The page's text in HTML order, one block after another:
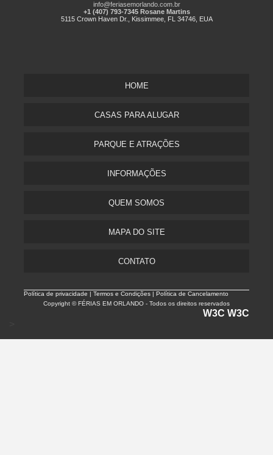
info@feriasemorlando.com.br
+1 (407) 793-7345 Rosane Martins
5115 Crown Haven Dr., Kissimmee, FL 34746, EUA
HOME
CASAS PARA ALUGAR
PARQUE E ATRAÇÕES
INFORMAÇÕES
QUEM SOMOS
MAPA DO SITE
CONTATO
Política de privacidade |Termos e Condições | Política de Cancelamento
Copyright © FÉRIAS EM ORLANDO - Todos os direitos reservados
W3C W3C